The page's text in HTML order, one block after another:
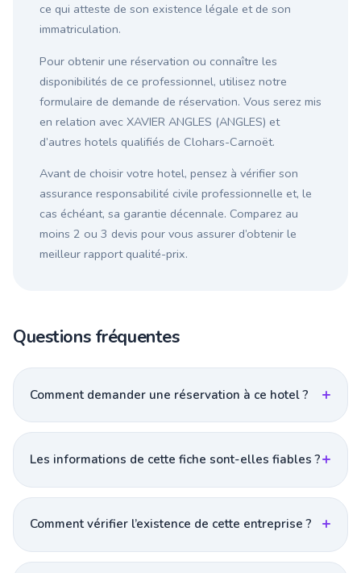
ce qui atteste de son existence légale et de son
immatriculation.
Pour obtenir une réservation ou connaître les
disponibilités de ce professionnel, utilisez notre
formulaire de demande de réservation. Vous serez mis
en relation avec XAVIER ANGLES (ANGLES) et
d’autres hotels qualifiés de Clohars-Carnoët.
Avant de choisir votre hotel, pensez à vérifier son
assurance responsabilité civile professionnelle et, le
cas échéant, sa garantie décennale. Comparez au
moins 2 ou 3 devis pour vous assurer d’obtenir le
meilleur rapport qualité-prix.
Questions fréquentes
Comment demander une réservation à ce hotel ?
Les informations de cette fiche sont-elles fiables ?
Comment vérifier l’existence de cette entreprise ?